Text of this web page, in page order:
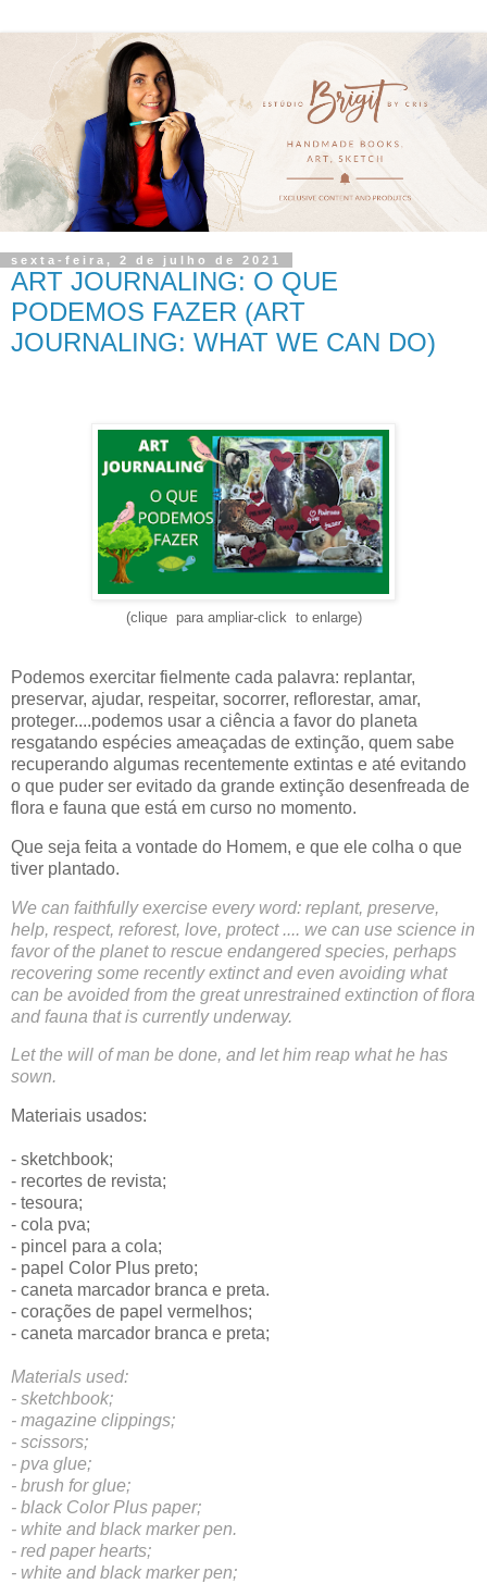
sexta-feira, 2 de julho de 2021
ART JOURNALING: O QUE
PODEMOS FAZER (ART
JOURNALING: WHAT WE CAN DO)
(clique para ampliar-click to enlarge)
Podemos exercitar fielmente cada palavra: replantar,
preservar, ajudar, respeitar, socorrer, reflorestar, amar,
proteger....podemos usar a ciência a favor do planeta
resgatando espécies ameaçadas de extinção, quem sabe
recuperando algumas recentemente extintas e até evitando
o que puder ser evitado da grande extinção desenfreada de
flora e fauna que está em curso no momento.
Que seja feita a vontade do Homem, e que ele colha o que
tiver plantado.
We can faithfully exercise every word: replant, preserve,
help, respect, reforest, love, protect .... we can use science in
favor of the planet to rescue endangered species, perhaps
recovering some recently extinct and even avoiding what
can be avoided from the great unrestrained extinction of flora
and fauna that is currently underway.
Let the will of man be done, and let him reap what he has
sown.
Materiais usados:
- sketchbook;
- recortes de revista;
- tesoura;
- cola pva;
- pincel para a cola;
- papel Color Plus preto;
- caneta marcador branca e preta.
- corações de papel vermelhos;
- caneta marcador branca e preta;
Materials used:
- sketchbook;
- magazine clippings;
- scissors;
- pva glue;
- brush for glue;
- black Color Plus paper;
- white and black marker pen.
- red paper hearts;
- white and black marker pen;